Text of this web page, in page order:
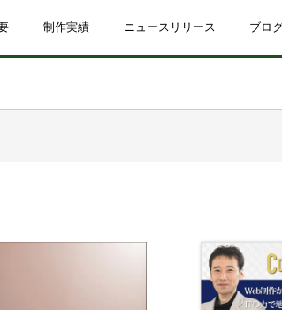
制作実績 ニュースリリース ブロ